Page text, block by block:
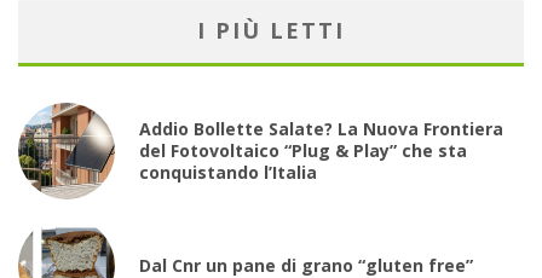
I PIÙ LETTI
Addio Bollette Salate? La Nuova Frontiera
del Fotovoltaico “Plug & Play” che sta
conquistando l’Italia
Dal Cnr un pane di grano “gluten free”